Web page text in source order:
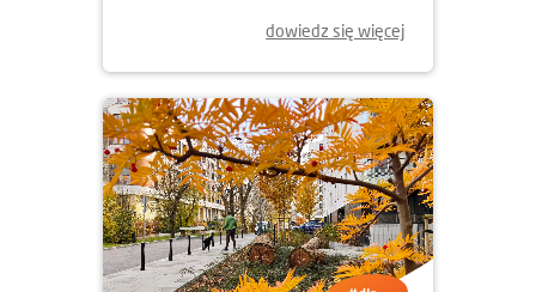
dowiedz się więcej